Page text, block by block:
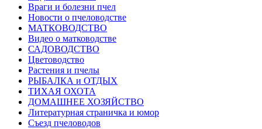
Враги и болезни пчел
Новости о пчеловодстве
МАТКОВОДСТВО
Видео о матководстве
САДОВОДСТВО
Цветоводство
Растения и пчелы
РЫБАЛКА и ОТДЫХ
ТИХАЯ ОХОТА
ДОМАШНЕЕ ХОЗЯЙСТВО
Литературная страничка и юмор
Съезд пчеловодов